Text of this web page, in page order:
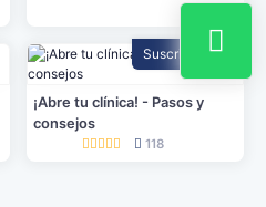
Suscripción
¡Abre tu clínica! - Pasos y
consejos
118